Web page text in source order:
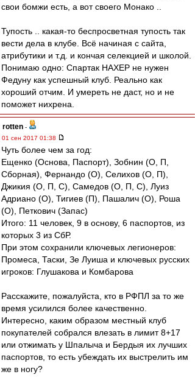
свои бомжи есть, а вот своего Монако ..
Тупость .. какая-то беспросветная тупость так
вести дела в клубе. Всё начиная с сайта,
атрибутики и т.д. и кончая селекцией и школой.
Понимаю одно: Спартак НАХЕР не нужен
Федуну как успешный клуб. Реально как
хороший отчим. И умереть не даст, но и не
поможет нихрена.
rotten -
01 сен 2017 01:38
Чуть более чем за год:
Ещенко (Основа, Паспорт), Зобнин (О, П,
Сборная), Фернандо (О), Селихов (О, П),
Джикия (О, П, С), Самедов (О, П, С), Луиз
Адриано (О), Тигиев (П), Пашалич (О), Роша
(О), Петкович (Запас)
Итого: 11 человек, 9 в основу, 6 паспортов, из
которых 3 из СбР.
При этом сохранили ключевых легионеров:
Промеса, Таски, Зе Луиша и ключевых русских
игроков: Глушакова и Комбарова
Расскажите, пожалуйста, кто в РФПЛ за то же
время усилился более качественно.
Интересно, каким образом местный клуб
покупателей собрался влезать в лимит 8+17
или отжимать у Шпалыча и Бердыя их лучших
паспортов, то есть убеждать их выстрелить им
же в ногу?